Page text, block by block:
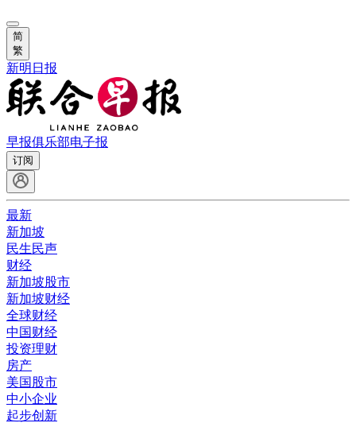
简
繁
新明日报
早报俱乐部电子报
订阅
最新
新加坡
民生民声
财经
新加坡股市
新加坡财经
全球财经
中国财经
投资理财
房产
美国股市
中小企业
起步创新